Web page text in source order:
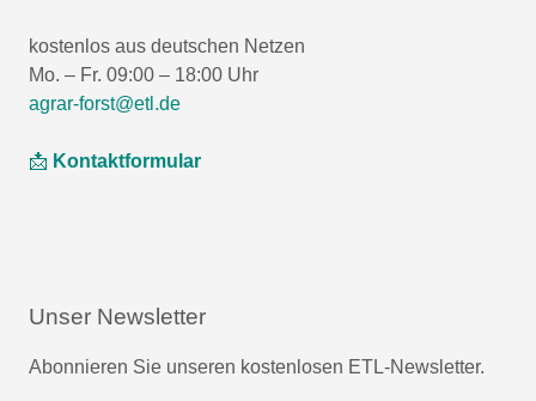
kostenlos aus deutschen Netzen
Mo. – Fr. 09:00 – 18:00 Uhr
agrar-forst@etl.de
📩 Kontaktformular
Unser Newsletter
Abonnieren Sie unseren kostenlosen ETL-Newsletter.